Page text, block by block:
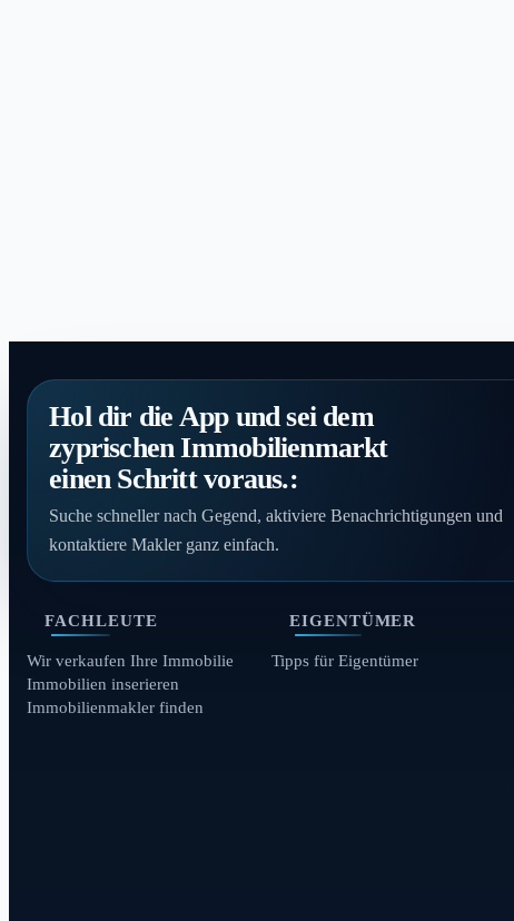
Hol dir die App und sei dem
zyprischen Immobilienmarkt
einen Schritt voraus.:
Suche schneller nach Gegend, aktiviere Benachrichtigungen und
kontaktiere Makler ganz einfach.
FACHLEUTE
Wir verkaufen Ihre Immobilie
Immobilien inserieren
Immobilienmakler finden
EIGENTÜMER
Tipps für Eigentümer